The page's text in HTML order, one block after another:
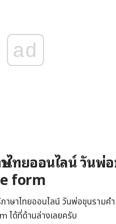
ad
ไทยออนไลน์ วันพ่
form
ษาไทยออนไลน์ วันพ่อขุนรามค
ได้ที่ด้านล่างเลยครับ